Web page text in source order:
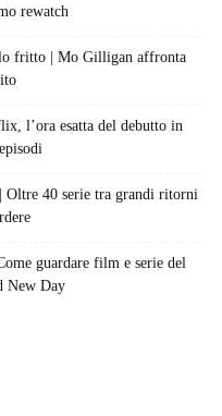
rewatch
fritto | Mo Gilligan affronta
l’ora esatta del debutto in
Oltre 40 serie tra grandi ritorni
guardare film e serie del
New Day